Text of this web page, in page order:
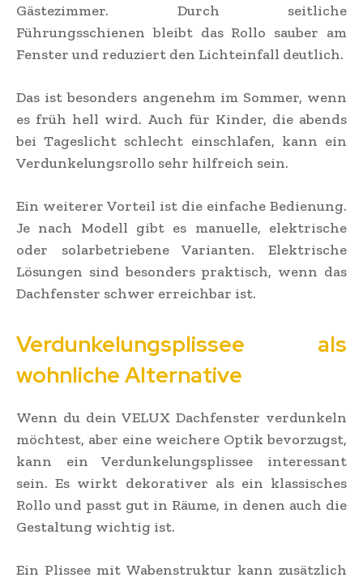
Gästezimmer. Durch seitliche
Führungsschienen bleibt das Rollo sauber am
Fenster und reduziert den Lichteinfall deutlich.
Das ist besonders angenehm im Sommer, wenn
es früh hell wird. Auch für Kinder, die abends
bei Tageslicht schlecht einschlafen, kann ein
Verdunkelungsrollo sehr hilfreich sein.
Ein weiterer Vorteil ist die einfache Bedienung.
Je nach Modell gibt es manuelle, elektrische
oder solarbetriebene Varianten. Elektrische
Lösungen sind besonders praktisch, wenn das
Dachfenster schwer erreichbar ist.
Verdunkelungsplissee als
wohnliche Alternative
Wenn du dein VELUX Dachfenster verdunkeln
möchtest, aber eine weichere Optik bevorzugst,
kann ein Verdunkelungsplissee interessant
sein. Es wirkt dekorativer als ein klassisches
Rollo und passt gut in Räume, in denen auch die
Gestaltung wichtig ist.
Ein Plissee mit Wabenstruktur kann zusätzlich